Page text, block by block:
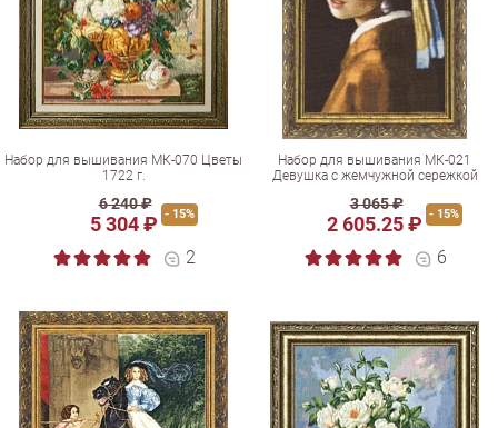
Набор для вышивания МК-070 Цветы
1722 г.
6 240 ₽
5 304 ₽ - 15%
2
Набор для вышивания МК-021
Девушка с жемчужной сережкой
3 065 ₽
2 605.25 ₽ - 15%
6